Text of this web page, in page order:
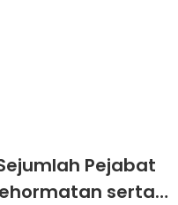
Pejabat
serta